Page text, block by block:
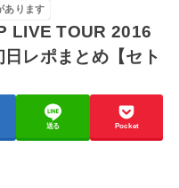
あります
LIVE TOUR 2016
レポまとめ【セト
送る Pocket